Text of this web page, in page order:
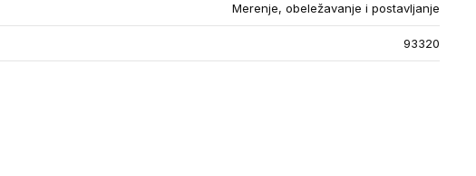
Merenje, obeležavanje i postavljanje
93320